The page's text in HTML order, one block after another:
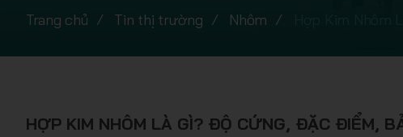
Trang chủ Tin thị trường Nhôm
HỢP KIM NHÔM LÀ GÌ? ĐỘ CỨNG, ĐẶC ĐIỂM,